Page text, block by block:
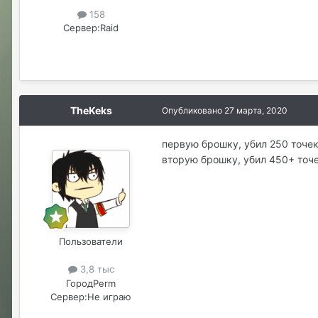
158
Сервер:Raid
TheKeks
Пользователи
3,8 тыс
ГородPerm
Сервер:Не играю
Опубликовано 27 марта, 2020
первую брошку, убил 250
вторую брошку, убил 450+